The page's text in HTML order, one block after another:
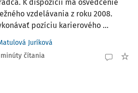
K dispozícii má osvedčenie
vzdelávania z roku 2008.
pozíciu karierového ...
Juríková
čítania